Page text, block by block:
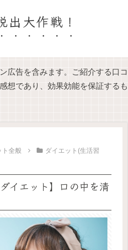
出大作戦！
広告を含みます。ご紹介する口コ
想であり、効果効能を保証するも
ト全般
ダイエット(生活習
イエット】口の中を清